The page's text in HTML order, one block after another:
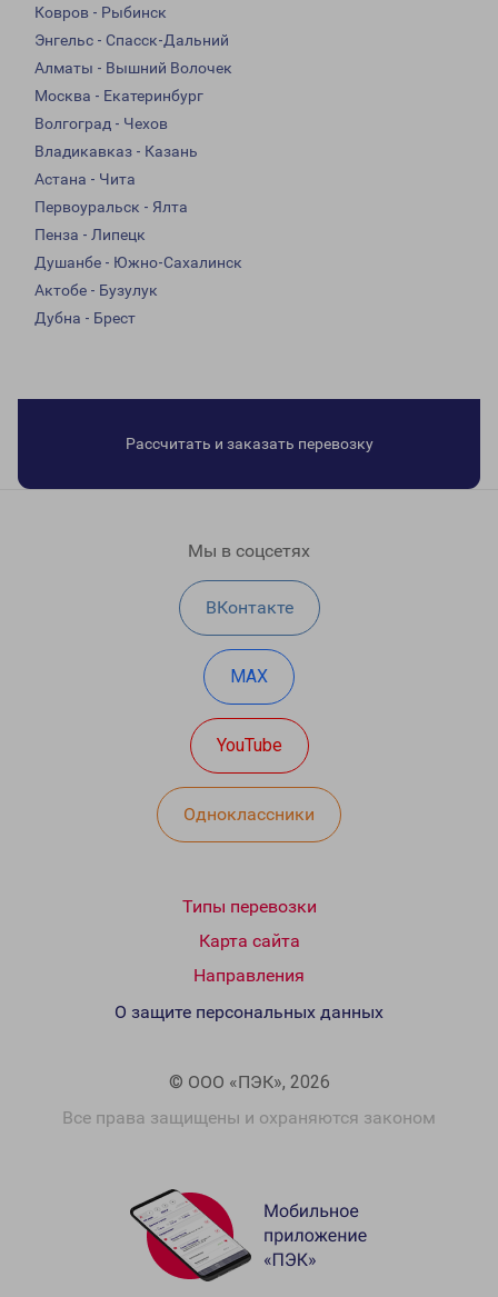
Ковров - Рыбинск
Энгельс - Спасск-Дальний
Алматы - Вышний Волочек
Москва - Екатеринбург
Волгоград - Чехов
Владикавказ - Казань
Астана - Чита
Первоуральск - Ялта
Пенза - Липецк
Душанбе - Южно-Сахалинск
Актобе - Бузулук
Дубна - Брест
Рассчитать и заказать перевозку
Мы в соцсетях
ВКонтакте
MAX
YouTube
Одноклассники
Типы перевозки
Карта сайта
Направления
© ООО «ПЭК», 2026
Все права защищены и охраняются законом
О защите персональных данных